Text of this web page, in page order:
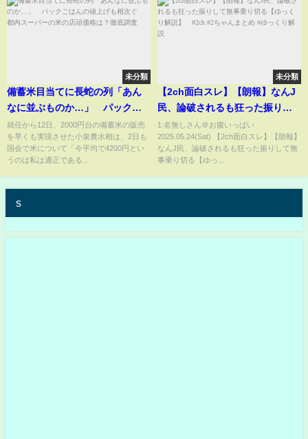
未分類
備蓄米目当てに長蛇の列「あん
なに並ぶものか…」 パックご
はんの値上げも相次ぐ 都内ス
ーパーの米の店頭価格は？徹底
調査
就任から12日、2000円台の備蓄米の販売
を早くも実現させた小泉農水相は、2日も
国会で米について「今平均で4200円とい
うのは私は適正である...
未分類
【2ch面白スレ】【朗報】なんJ
民、論破されるも狂った振りし
て無事乗り切る【ゆっくり解
説】 #2ch #2ちゃんまとめ #ゆ
っくり解説
1:名無しさん＠お腹いっぱい
2025.05.24(Sat) 【2ch面白スレ】【朗報】
なんJ民、論破されるも狂った振りして無
事乗り切る【ゆっ...
s